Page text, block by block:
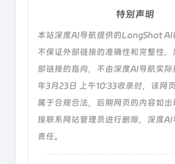
特别声明
本站深度AI导航提供的LongShot AI
不保证外部链接的准确性和完整性
部链接的指向，不由深度AI导航实
年3月23日 上午10:33收录时，该网
属于合规合法，后期网页的内容如
接联系网站管理员进行删除，深度
责任。